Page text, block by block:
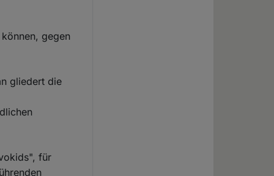
gegen
gliedert die
für